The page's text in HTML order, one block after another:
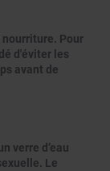
nourriture. Pour
d'éviter les
avant de
verre d’eau
Le